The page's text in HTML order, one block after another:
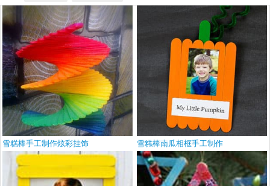
雪糕棒手工制作炫彩挂饰 雪糕棒南瓜相框手工制作